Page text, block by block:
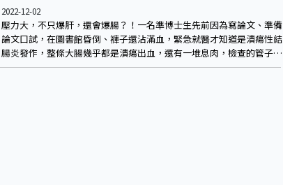
2022-12-02
壓力大，不只爆肝，還會爆腸？！一名準博士生先前因為寫論文、準備
論文口試，在圖書館昏倒、褲子還沾滿血，緊急就醫才知道是潰瘍性結
腸炎發作，整條大腸幾乎都是潰瘍出血，還有一堆息肉，檢查的管子幾
乎都快穿不過去。所幸緊急使用類固醇加上後續生物製劑接力治療後，